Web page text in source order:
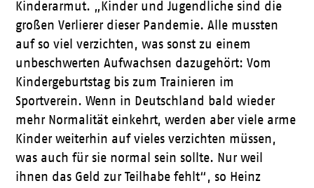
Kinderarmut. „Kinder und Jugendliche sind die
großen Verlierer dieser Pandemie. Alle mussten
auf so viel verzichten, was sonst zu einem
unbeschwerten Aufwachsen dazugehört: Vom
Kindergeburtstag bis zum Trainieren im
Sportverein. Wenn in Deutschland bald wieder
mehr Normalität einkehrt, werden aber viele arme
Kinder weiterhin auf vieles verzichten müssen,
was auch für sie normal sein sollte. Nur weil
ihnen das Geld zur Teilhabe fehlt“, so Heinz